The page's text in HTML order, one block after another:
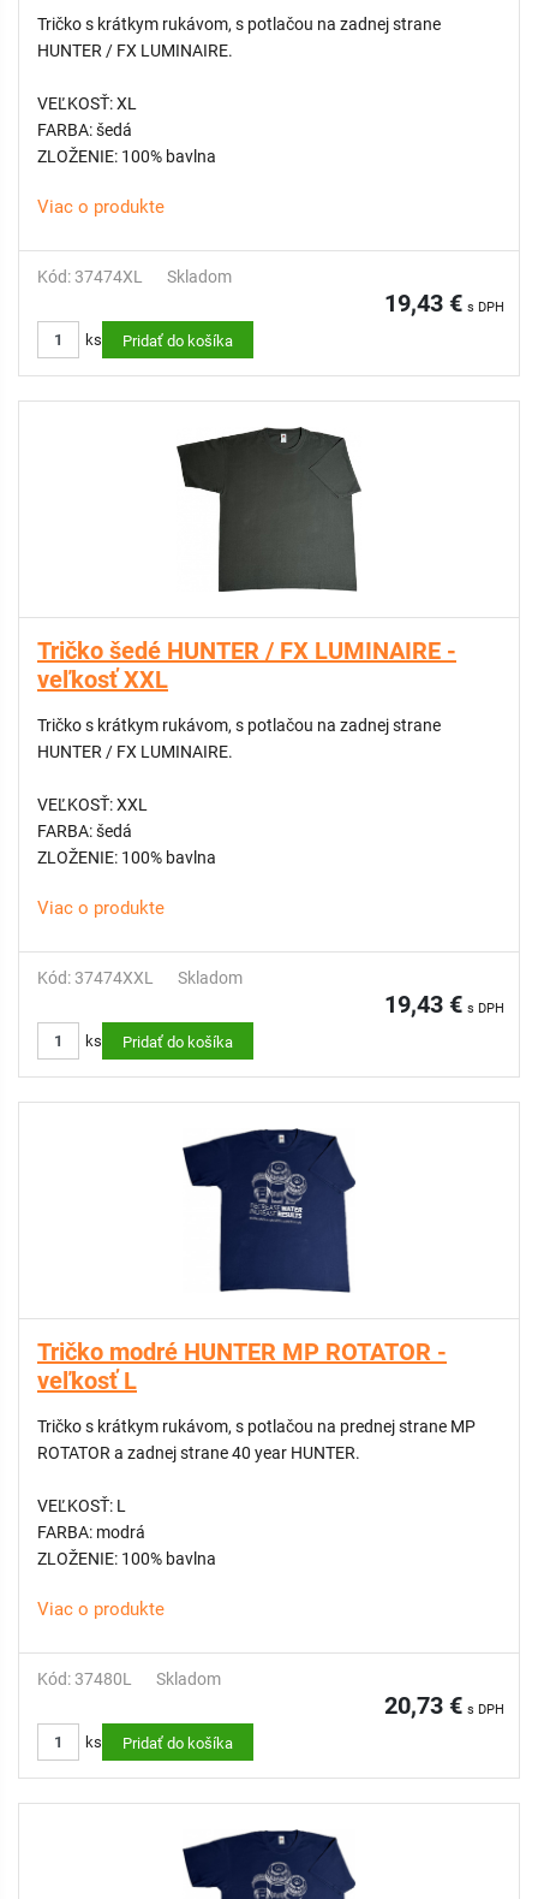
Tričko s krátkym rukávom, s potlačou na zadnej strane
HUNTER / FX LUMINAIRE.
VEĽKOSŤ: XL
FARBA: šedá
ZLOŽENIE: 100% bavlna
Viac o produkte
Kód: 37474XL Skladom
19,43 € s DPH
ks Pridať do košíka
Tričko šedé HUNTER / FX LUMINAIRE -
veľkosť XXL
Tričko s krátkym rukávom, s potlačou na zadnej strane
HUNTER / FX LUMINAIRE.
VEĽKOSŤ: XXL
FARBA: šedá
ZLOŽENIE: 100% bavlna
Viac o produkte
Kód: 37474XXL Skladom
19,43 € s DPH
ks Pridať do košíka
Tričko modré HUNTER MP ROTATOR -
veľkosť L
Tričko s krátkym rukávom, s potlačou na prednej strane MP
ROTATOR a zadnej strane 40 year HUNTER.
VEĽKOSŤ: L
FARBA: modrá
ZLOŽENIE: 100% bavlna
Viac o produkte
Kód: 37480L Skladom
20,73 € s DPH
ks Pridať do košíka